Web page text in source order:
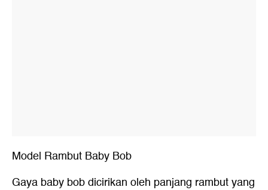
Model Rambut Baby Bob
Gaya baby bob dicirikan oleh panjang rambut yang